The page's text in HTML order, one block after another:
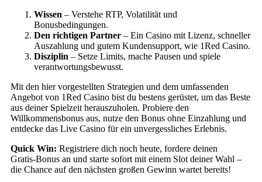
Wissen – Verstehe RTP, Volatilität und
Bonusbedingungen.
Den richtigen Partner – Ein Casino mit Lizenz, schneller
Auszahlung und gutem Kundensupport, wie 1Red Casino.
Disziplin – Setze Limits, mache Pausen und spiele
verantwortungsbewusst.
Mit den hier vorgestellten Strategien und dem umfassenden
Angebot von 1Red Casino bist du bestens gerüstet, um das Beste
aus deiner Spielzeit herauszuholen. Probiere den
Willkommensbonus aus, nutze den Bonus ohne Einzahlung und
entdecke das Live Casino für ein unvergessliches Erlebnis.
Quick Win: Registriere dich noch heute, fordere deinen
Gratis‑Bonus an und starte sofort mit einem Slot deiner Wahl –
die Chance auf den nächsten großen Gewinn wartet bereits!